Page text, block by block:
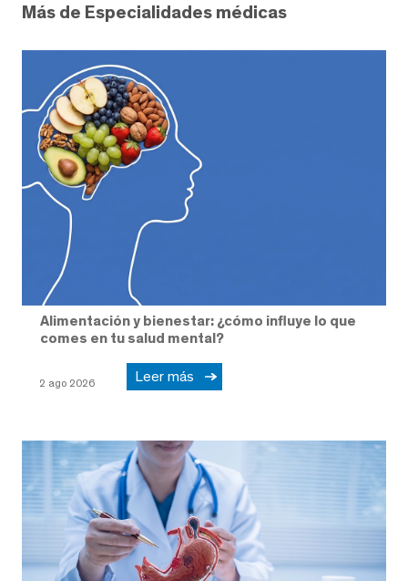
Más de Especialidades médicas
Alimentación y bienestar: ¿cómo influye lo que
comes en tu salud mental?
2 ago 2026 Leer más